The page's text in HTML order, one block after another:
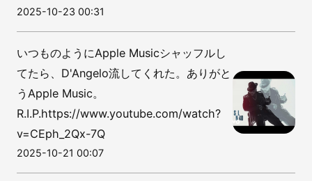
2025-10-23 00:31
いつものようにApple Musicシャッフルし
てたら、D'Angelo流してくれた。ありがと
うApple Music。
R.I.P.https://www.youtube.com/watch?
v=CEph_2Qx-7Q
2025-10-21 00:07